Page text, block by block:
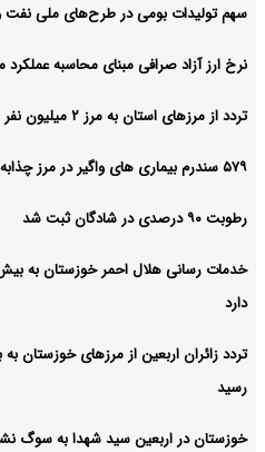
سهم تولیدات بومی در طرح‌های ملی نفت
نرخ ارز آزاد صرافی مبنای محاسبه عملکرد
تردد از مرزهای استان به مرز ۲ میلیون نفر رسید
۵۷۹ سندرم بیماری های واگیر در مرز چذابه شناسایی و مراقبت شد
رطوبت ۹۰ درصدی در شادگان ثبت شد
دارد
رسید
خوزستان در اربعین سید شهدا به سوگ